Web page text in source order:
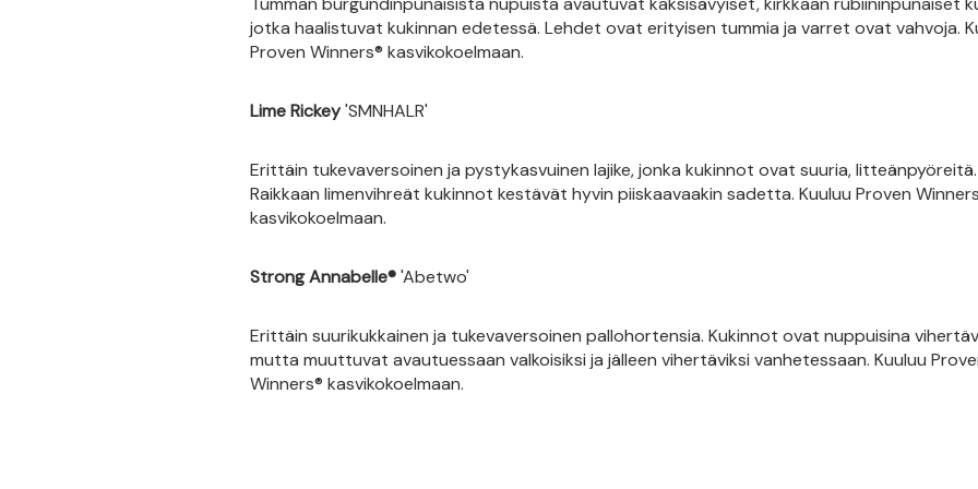
jotka haalistuvat kukinnan edetessä. Lehdet ovat erityisen tummia ja varret ovat vahvoja.
Proven Winners® kasvikokoelmaan.
Lime Rickey'SMNHALR'
Erittäin tukevaversoinen ja pystykasvuinen lajike, jonka kukinnot ovat suuria, litteänpyöreitä.
Raikkaan limenvihreät kukinnot kestävät hyvin piiskaavaakin sadetta. Kuuluu Proven
kasvikokoelmaan.
Strong Annabelle®'Abetwo'
Erittäin suurikukkainen ja tukevaversoinen pallohortensia. Kukinnot ovat nuppuisina
mutta muuttuvat avautuessaan valkoisiksi ja jälleen vihertäviksi vanhetessaan. Kuuluu
Winners® kasvikokoelmaan.